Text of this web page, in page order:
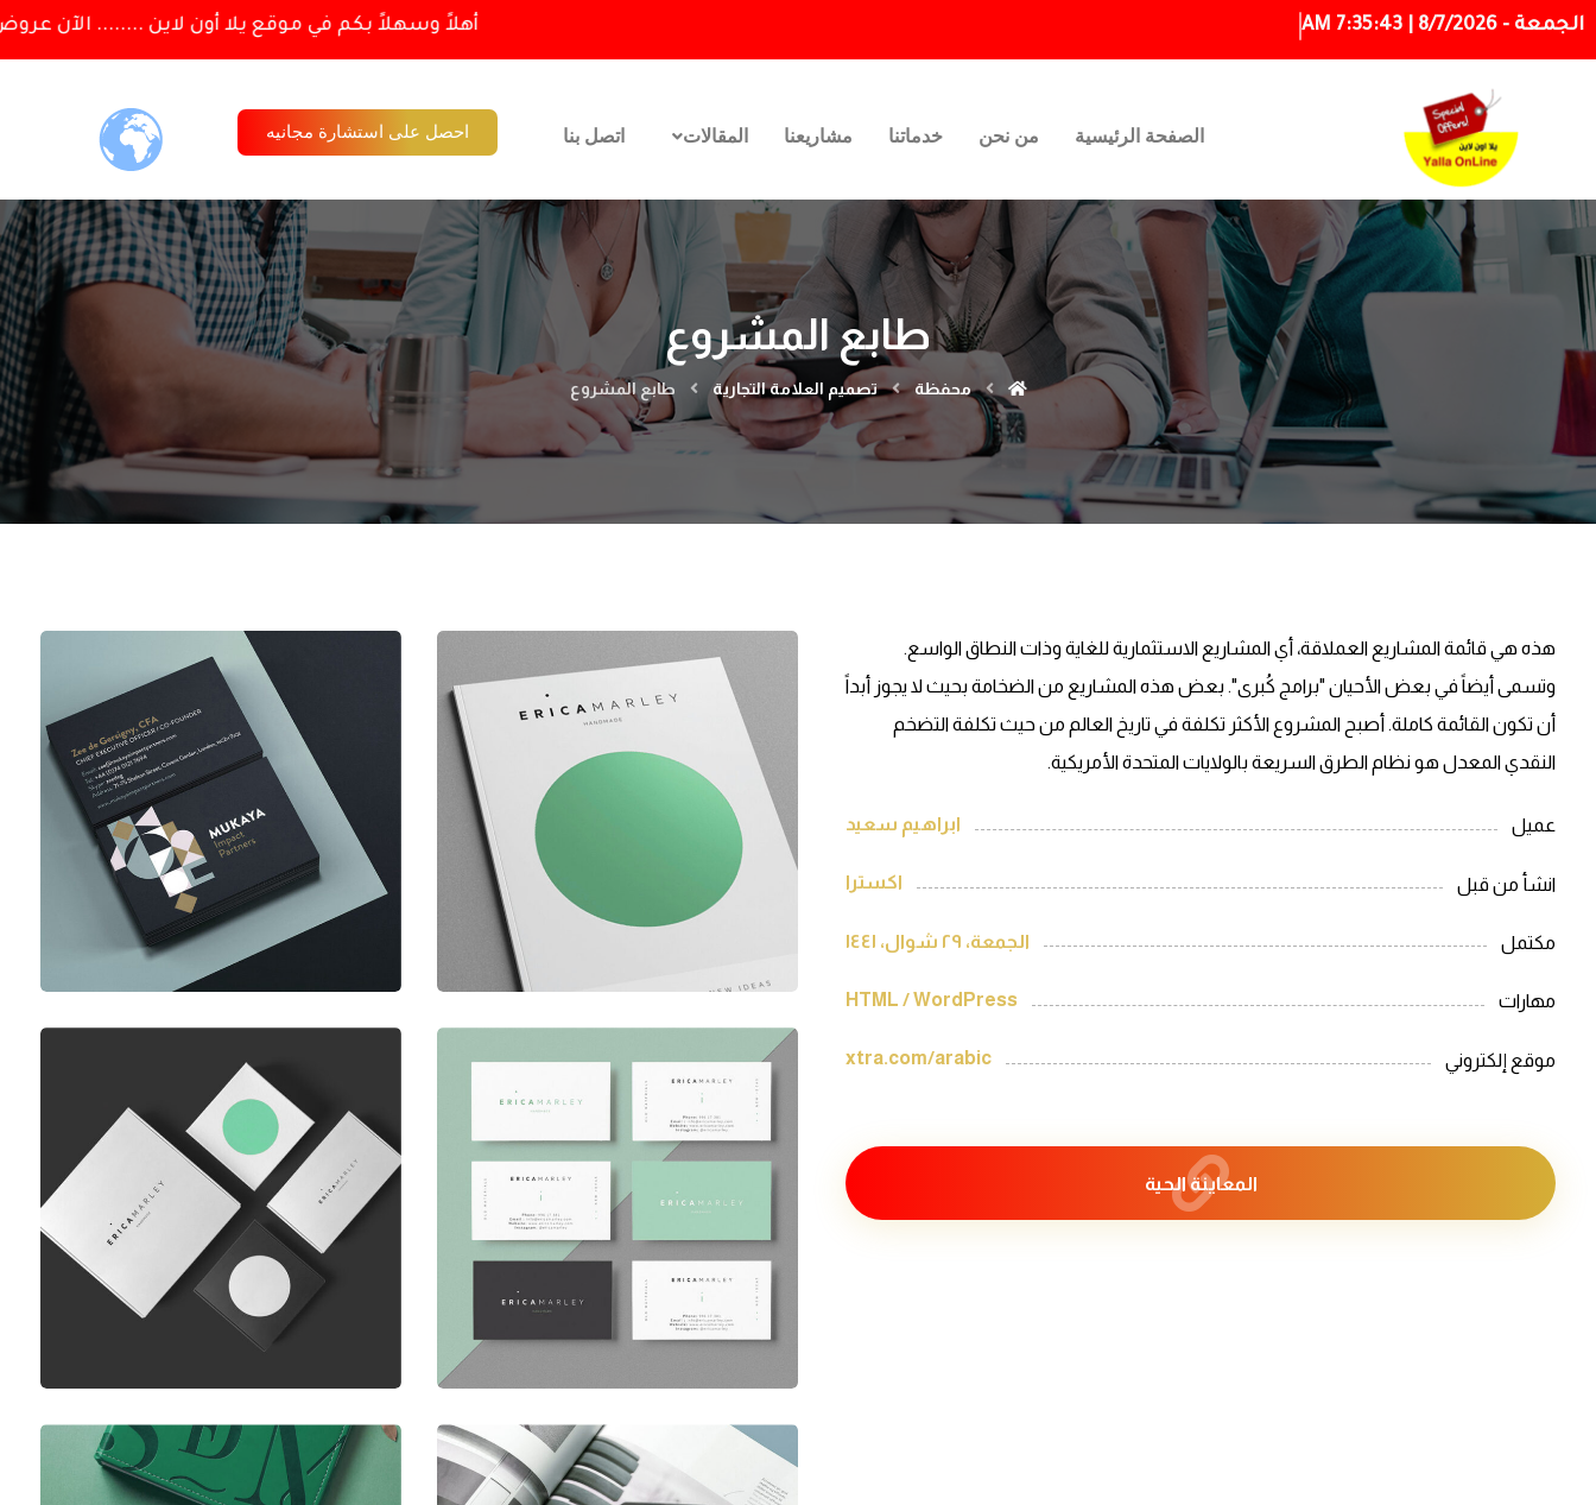
الجمعة - 8/7/2026 | 7:35:44 AM أهلاً وسهلاً بكم في موقع يلا أون لاين ........ الآن
الصفحة الرئيسية من نحن خدماتنا مشاريعنا المقالات اتصل بنا احصل على استشارة مجانيه
طابع المشروع
محفظة تصميم العلامة التجارية طابع المشروع
هذه هي قائمة المشاريع العملاقة، أي المشاريع الاستثمارية للغاية وذات النطاق الواسع.
وتسمى أيضاً في بعض الأحيان "برامج كُبرى". بعض هذه المشاريع من الضخامة بحيث لا يجوز أبداً
أن تكون القائمة كاملة. أصبح المشروع الأكثر تكلفة في تاريخ العالم من حيث تكلفة التضخم
النقدي المعدل هو نظام الطرق السريعة بالولايات المتحدة الأمريكية.
عميل ابراهيم سعيد
انشأ من قبل اکسترا
مكتمل الجمعة، ٢٩ شوال، ١٤٤١
مهارات HTML / WordPress
موقع إلكتروني xtra.com/arabic
المعاينة الحية